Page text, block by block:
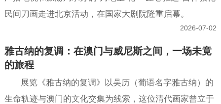
民间刀画走进北京活动，在国家大剧院隆重启幕。
2026-07-02
雅古纳的复调：在澳门与威尼斯之间，一场未竟
的旅程
展览《雅古纳的复调》以吴历（葡语名字雅古纳）的
生命轨迹与澳门的文化交集为线索，这位清代画家曾立于